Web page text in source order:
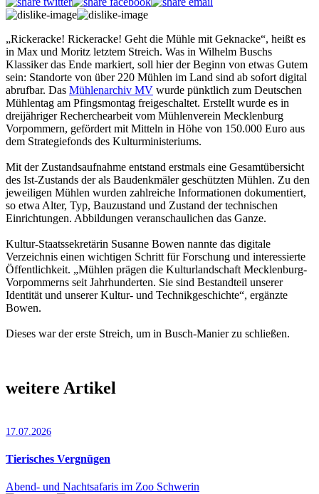
„Rickeracke! Rickeracke! Geht die Mühle mit Geknacke“, heißt es
in Max und Moritz letztem Streich. Was in Wilhelm Buschs
Klassiker das Ende markiert, soll hier der Beginn von etwas Gutem
sein: Standorte von über 220 Mühlen im Land sind ab sofort digital
abrufbar. Das Mühlenarchiv MV wurde pünktlich zum Deutschen
Mühlentag am Pfingsmontag freigeschaltet. Erstellt wurde es in
dreijähriger Recherchearbeit vom Mühlenverein Mecklenburg
Vorpommern, gefördert mit Mitteln in Höhe von 150.000 Euro aus
dem Strategiefonds des Kulturministeriums.
Mit der Zustandsaufnahme entstand erstmals eine Gesamtübersicht
des Ist-Zustands der als Baudenkmäler geschützten Mühlen. Zu den
jeweiligen Mühlen wurden zahlreiche Informationen dokumentiert,
so etwa Alter, Typ, Bauzustand und Zustand der technischen
Einrichtungen. Abbildungen veranschaulichen das Ganze.
Kultur-Staatssekretärin Susanne Bowen nannte das digitale
Verzeichnis einen wichtigen Schritt für Forschung und interessierte
Öffentlichkeit. „Mühlen prägen die Kulturlandschaft Mecklenburg-
Vorpommerns seit Jahrhunderten. Sie sind Bestandteil unserer
Identität und unserer Kultur- und Technikgeschichte“, ergänzte
Bowen.
Dieses war der erste Streich, um in Busch-Manier zu schließen.
weitere Artikel
17.07.2026
Tierisches Vergnügen
Abend- und Nachtsafaris im Zoo Schwerin